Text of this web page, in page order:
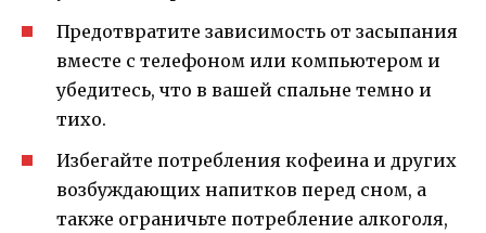
Предотвратите зависимость от засыпания
вместе с телефоном или компьютером и
убедитесь, что в вашей спальне темно и
тихо.
Избегайте потребления кофеина и других
возбуждающих напитков перед сном, а
также ограничьте потребление алкоголя,